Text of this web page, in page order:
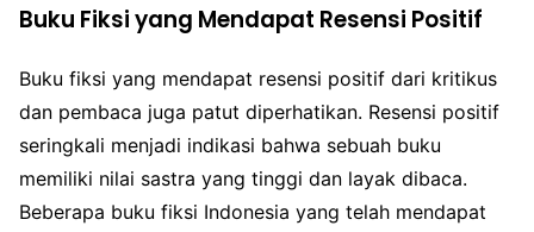
Buku Fiksi yang Mendapat Resensi Positif
Buku fiksi yang mendapat resensi positif dari kritikus
dan pembaca juga patut diperhatikan. Resensi positif
seringkali menjadi indikasi bahwa sebuah buku
memiliki nilai sastra yang tinggi dan layak dibaca.
Beberapa buku fiksi Indonesia yang telah mendapat